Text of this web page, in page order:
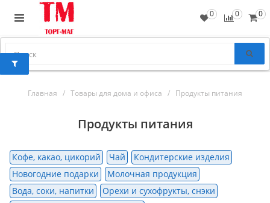
0
0
0
Главная Товары для дома и офиса Продукты питания
Продукты питания
Кофе, какао, цикорий Чай
Кондитерские изделия
Новогодние подарки
Молочная продукция
Вода, соки, напитки
Орехи и сухофрукты, снэки